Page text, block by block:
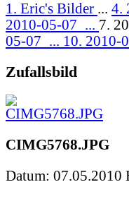
1. Eric's Bilder ... 4.
2010-05-07_... 7.
05-07_... 10. 2010-
Zufallsbild
CIMG5768.JPG
Datum: 07.05.2010